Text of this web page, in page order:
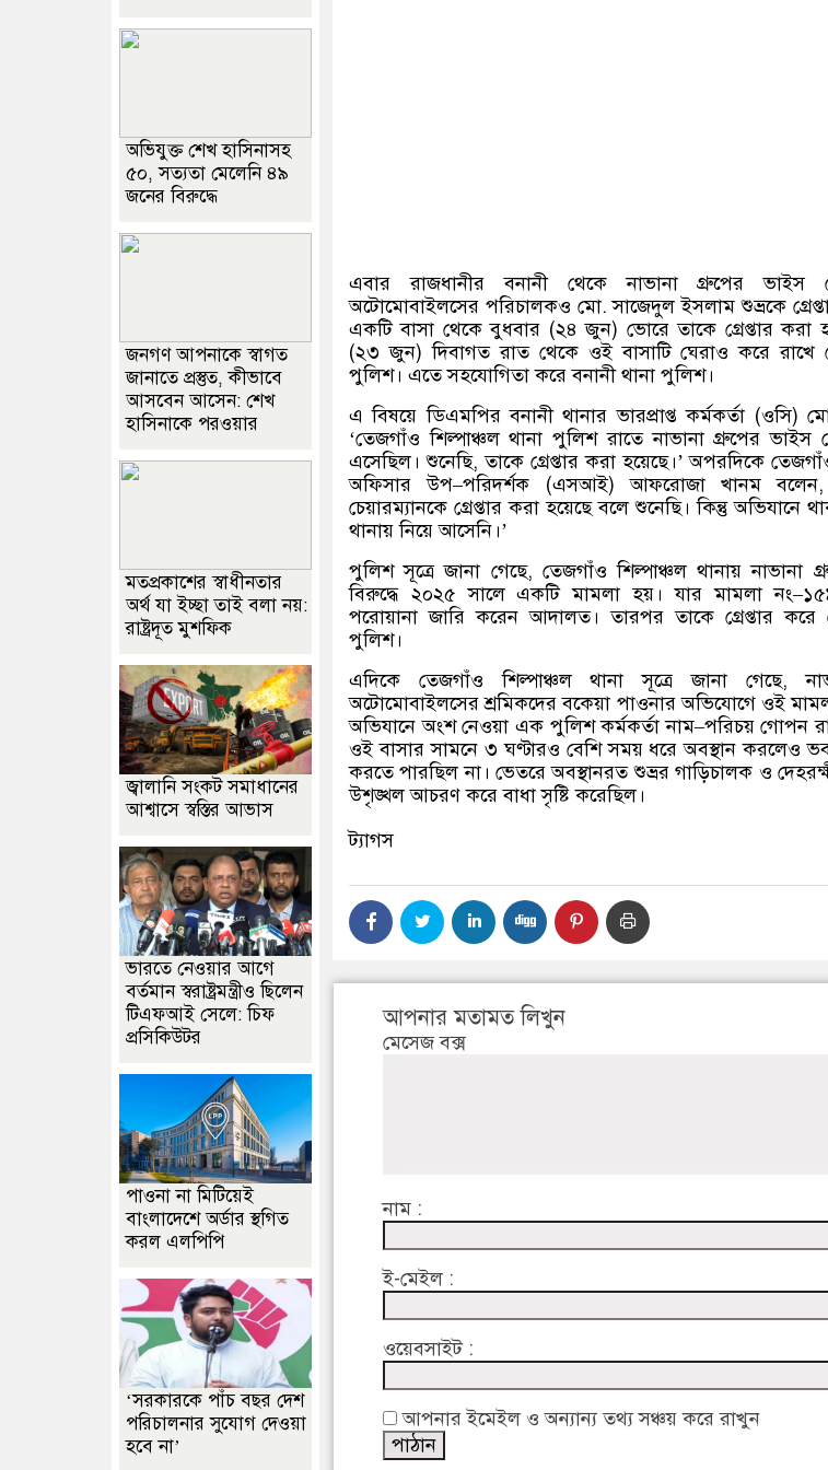
এবার রাজধানীর বনানী থেকে নাভানা গ্রুপের ভাইস
অটোমোবাইলসের পরিচালকও মো.সাজেদুল ইসলাম শুভ্রকে
একটি বাসা থেকে বুধবার (২৪ জুন) ভোরে তাকে গ্রেপ্তার করা
(২৩ জুন)দিবাগত রাত থেকে ওই বাসাটি ঘেরাও করে রাখে
পুলিশ। এতে সহযোগিতা করে বনানী থানা পুলিশ।
এ বিষয়ে ডিএমপির বনানী থানার ভারপ্রাপ্ত কর্মকর্তা(ওসি)
‘তেজগাঁও শিল্পাঞ্চল থানা পুলিশ রাতে নাভানা গ্রুপের ভাইস
এসেছিল। শুনেছি,তাকে গ্রেপ্তার করা হয়েছে।’অপরদিকে
অফিসার উপ–পরিদর্শক (এসআই)আফরোজা খানম বলেন
চেয়ারম্যানকে গ্রেপ্তার করা হয়েছে বলে শুনেছি। কিন্তু
থানায় নিয়ে আসেনি।’
পুলিশ সূত্রে জানা গেছে, তেজগাঁও শিল্পাঞ্চল থানায় নাভানা
বিরুদ্ধে ২০২৫ সালে একটি মামলা হয়। যার মামলা নং–
পরোয়ানা জারি করেন আদালত। তারপর তাকে গ্রেপ্তার করে
পুলিশ।
এদিকে তেজগাঁও শিল্পাঞ্চল থানা সূত্রে জানা গেছে,
অটোমোবাইলসের শ্রমিকদের বকেয়া পাওনার অভিযোগে ওই
অভিযানে অংশ নেওয়া এক পুলিশ কর্মকর্তা নাম–পরিচয় গোপন
ওই বাসার সামনে ৩ ঘণ্টারও বেশি সময় ধরে অবস্থান করলেও
করতে পারছিল না। ভেতরে অবস্থানরত শুভ্রর গাড়িচালক ও
উশৃঙ্খল আচরণ করে বাধা সৃষ্টি করেছিল।
ট্যাগস
আপনার মতামত লিখুন
মেসেজ বক্স
নাম :
ই-মেইল :
ওয়েবসাইট :
আপনার ইমেইল ও অন্যান্য তথ্য সঞ্চয় করে রাখুন
অভিযুক্ত শেখ হাসিনাসহ
৫০, সত্যতা মেলেনি ৪৯
জনের বিরুদ্ধে
জনগণ আপনাকে স্বাগত
জানাতে প্রস্তুত, কীভাবে
আসবেন আসেন: শেখ
হাসিনাকে পরওয়ার
মতপ্রকাশের স্বাধীনতার
অর্থ যা ইচ্ছা তাই বলা নয়:
রাষ্ট্রদূত মুশফিক
জ্বালানি সংকট সমাধানের
আশ্বাসে স্বস্তির আভাস
ভারতে নেওয়ার আগে
বর্তমান স্বরাষ্ট্রমন্ত্রীও ছিলেন
টিএফআই সেলে: চিফ
প্রসিকিউটর
পাওনা না মিটিয়েই
বাংলাদেশে অর্ডার স্থগিত
করল এলপিপি
‘সরকারকে পাঁচ বছর দেশ
পরিচালনার সুযোগ দেওয়া
হবে না’